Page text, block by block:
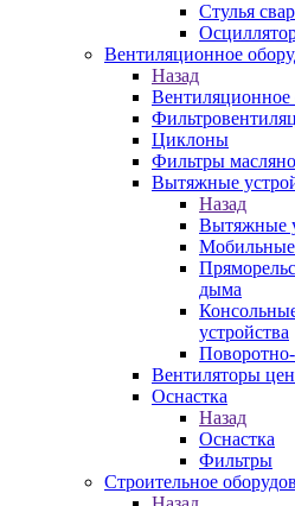
Стулья
Вентиляционное
Назад
Вентиляционное
Циклоны
Фильтры
Вытяжные
Назад
Вытяжные
Мобильные
дыма
устройства
Вентиляторы
Оснастка
Назад
Оснастка
Фильтры
Строительное